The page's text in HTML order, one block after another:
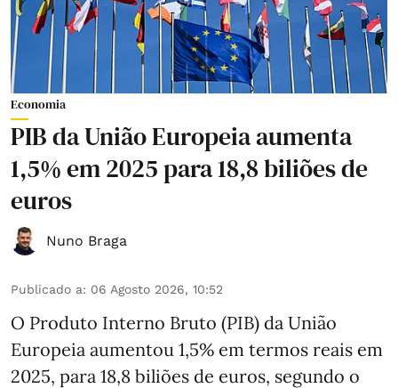
Economia
PIB da União Europeia aumenta
1,5% em 2025 para 18,8 biliões de
euros
Nuno Braga
Publicado a: 06 Agosto 2026, 10:52
O Produto Interno Bruto (PIB) da União
Europeia aumentou 1,5% em termos reais em
2025, para 18,8 biliões de euros, segundo o